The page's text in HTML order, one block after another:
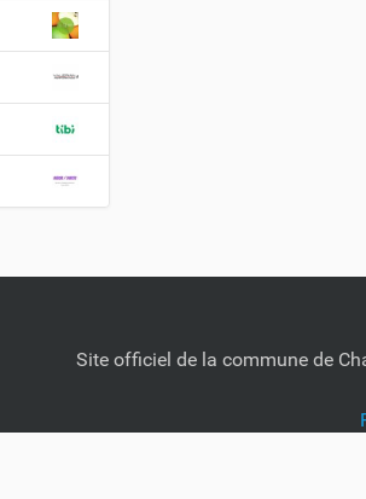
Site officiel de la commune de